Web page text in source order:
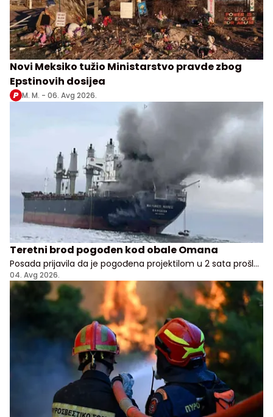
Novi Meksiko tužio Ministarstvo pravde zbog
Epstinovih dosijea
M. M. - 06. Avg 2026.
Teretni brod pogođen kod obale Omana
Posada prijavila da je pogođena projektilom u 2 sata prošle
noći, nema potvrde odakle je napad pokrenut
04. Avg 2026.